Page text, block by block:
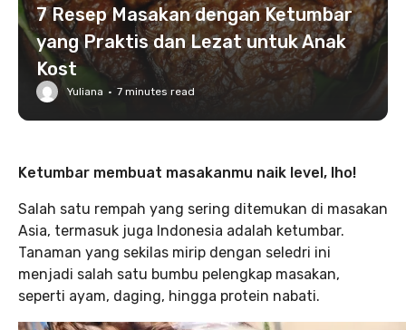
7 Resep Masakan dengan Ketumbar
yang Praktis dan Lezat untuk Anak
Kost
Yuliana · 7 minutes read
Ketumbar membuat masakanmu naik level, lho!
Salah satu rempah yang sering ditemukan di masakan
Asia, termasuk juga Indonesia adalah ketumbar.
Tanaman yang sekilas mirip dengan seledri ini
menjadi salah satu bumbu pelengkap masakan,
seperti ayam, daging, hingga protein nabati.